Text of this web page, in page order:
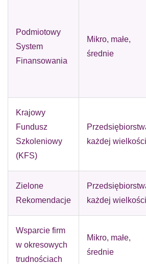
Podmiotowy
System
Finansowania
Mikro, małe,
średnie
Krajowy
Fundusz
Szkoleniowy
(KFS)
każdej wielkości
Zielone
Rekomendacje
każdej wielkości
Wsparcie firm
w okresowych
trudnościach
Mikro, małe,
średnie